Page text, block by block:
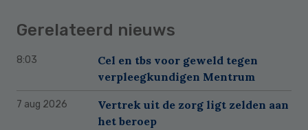
Gerelateerd nieuws
8:03
Cel en tbs voor geweld tegen
verpleegkundigen Mentrum
7 aug 2026
Vertrek uit de zorg ligt zelden aan
het beroep